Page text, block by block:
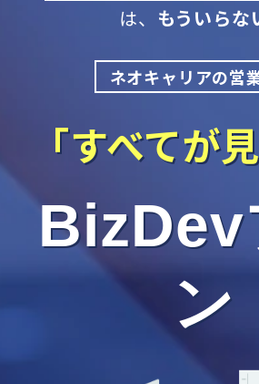
は、 もういらな
ネオキャリアの営
「すべてが
BizDev
ン